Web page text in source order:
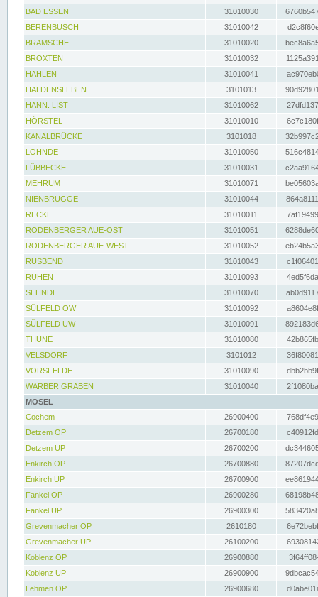
BAD ESSEN
31010030
BERENBUSCH
31010042
BRAMSCHE
31010020
BROXTEN
31010032
HAHLEN
31010041
HALDENSLEBEN
3101013
HANN. LIST
31010062
HÖRSTEL
31010010
KANALBRÜCKE
3101018
LOHNDE
31010050
LÜBBECKE
31010031
MEHRUM
31010071
NIENBRÜGGE
31010044
RECKE
31010011
RODENBERGER AUE-OST
31010051
RODENBERGER AUE-WEST
31010052
RUSBEND
31010043
RÜHEN
31010093
SEHNDE
31010070
SÜLFELD OW
31010092
SÜLFELD UW
31010091
THUNE
31010080
VELSDORF
3101012
VORSFELDE
31010090
WARBER GRABEN
31010040
MOSEL
Cochem
26900400
Detzem OP
26700180
Detzem UP
26700200
Enkirch OP
26700880
Enkirch UP
26700900
Fankel OP
26900280
Fankel UP
26900300
Grevenmacher OP
2610180
Grevenmacher UP
26100200
Koblenz OP
26900880
Koblenz UP
26900900
Lehmen OP
26900680